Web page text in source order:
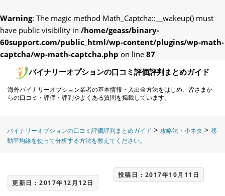
Warning: The magic method Math_Captcha::__wakeup() must
have public visibility in /home/geass/binary-
60support.com/public_html/wp-content/plugins/wp-math-
captcha/wp-math-captcha.php on line 87
バイナリーオプションの口コミ評価評判まとめガイド
海外バイナリーオプション業者の基本情報・入出金方法をはじめ、皆さまか
らの口コミ・評価・評判やよくある質問を掲載しています。
バイナリーオプションの口コミ評価評判まとめガイド > 攻略法・小ネタ > 移
動平均線を使って分析する方法を教えてください。
投稿日 : 2017年10月11日
更新日 : 2017年12月12日